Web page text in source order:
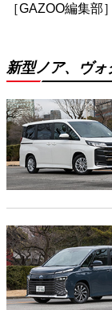
［GAZOO編集部］
新型ノア、ヴ